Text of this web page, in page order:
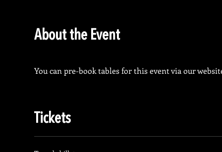
About the Event
You can pre-book tables for this event via our
Tickets